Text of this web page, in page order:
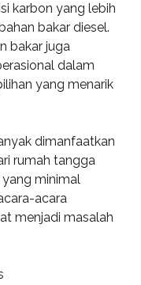
karbon yang lebih
bakar diesel.
bakar juga
dalam
yang menarik
dimanfaatkan
rumah tangga
yang minimal
acara
menjadi masalah